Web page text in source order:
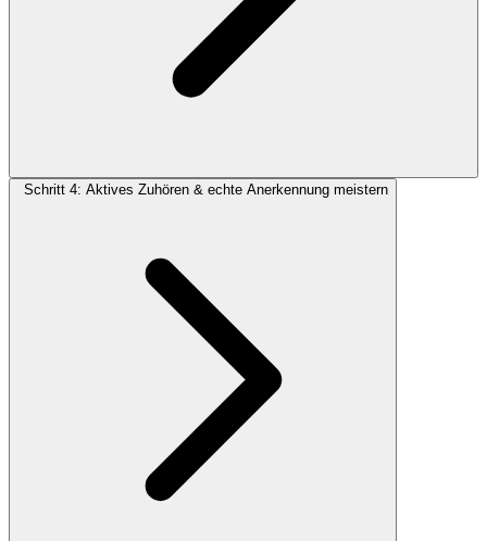
Schritt 4: Aktives Zuhören & echte Anerkennung meistern